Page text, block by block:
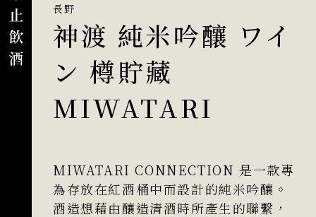
長野
神渡 純米吟釀 ワイ
ン 樽貯藏
MIWATARI
MIWATARI CONNECTION 是一款專
為存放在紅酒桶中而設計的純米吟釀。
酒造想藉由釀造清酒時所產生的聯繫，